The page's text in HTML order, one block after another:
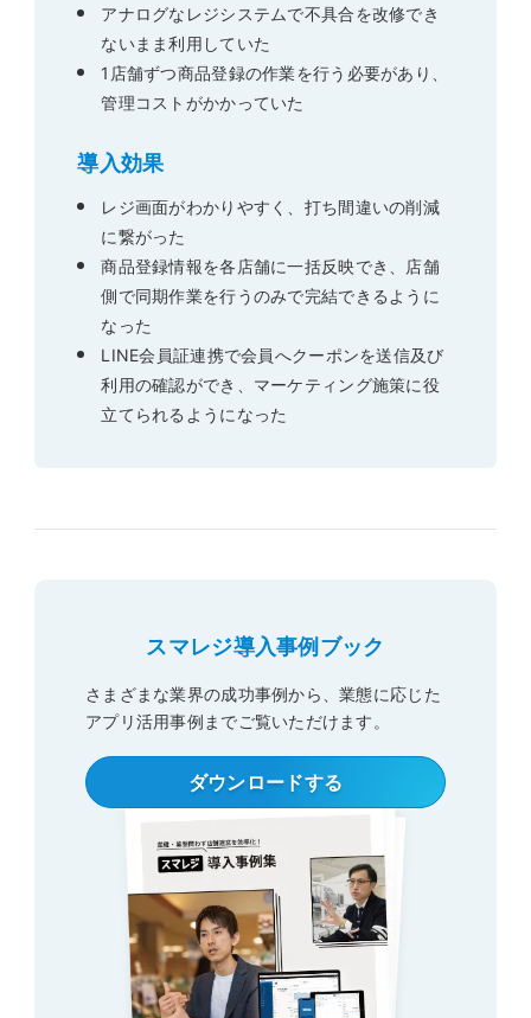
アナログなレジシステムで不具合を改修でき
ないまま利用していた
1店舗ずつ商品登録の作業を行う必要があり、
管理コストがかかっていた
導入効果
レジ画面がわかりやすく、打ち間違いの削減
に繋がった
商品登録情報を各店舗に一括反映でき、店舗
側で同期作業を行うのみで完結できるように
なった
LINE会員証連携で会員へクーポンを送信及び
利用の確認ができ、マーケティング施策に役
立てられるようになった
スマレジ導入事例ブック
さまざまな業界の成功事例から、業態に応じた
アプリ活用事例までご覧いただけます。
ダウンロードする